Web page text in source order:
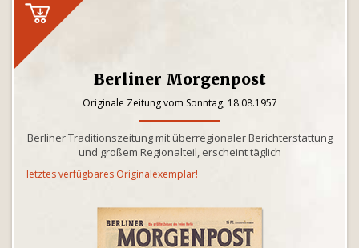
Berliner Morgenpost
Originale Zeitung vom Sonntag, 18.08.1957
Berliner Traditionszeitung mit überregionaler Berichterstattung
und großem Regionalteil, erscheint täglich
letztes verfügbares Originalexemplar!